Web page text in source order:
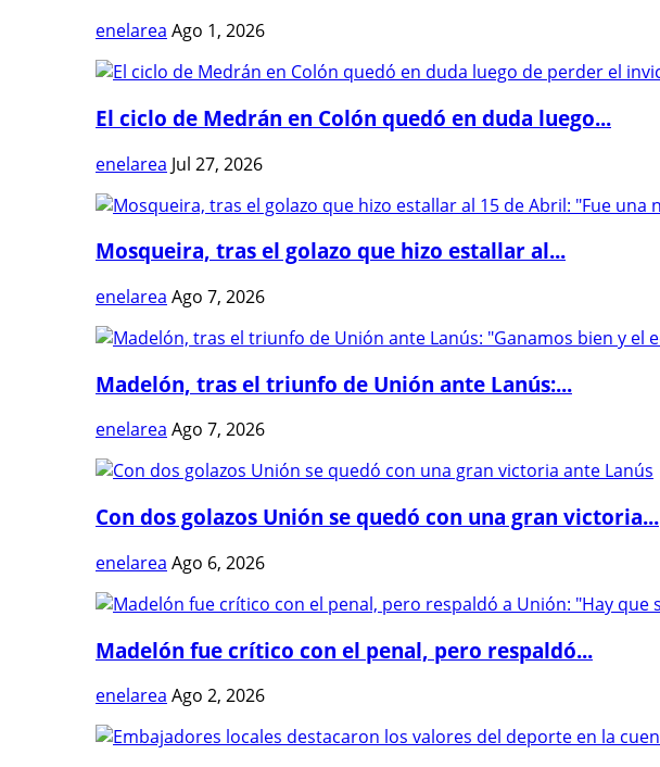
enelarea Ago 1, 2026
El ciclo de Medrán en Colón quedó en duda luego...
enelarea Jul 27, 2026
Mosqueira, tras el golazo que hizo estallar al...
enelarea Ago 7, 2026
Madelón, tras el triunfo de Unión ante Lanús:...
enelarea Ago 7, 2026
Con dos golazos Unión se quedó con una gran victoria...
enelarea Ago 6, 2026
Madelón fue crítico con el penal, pero respaldó...
enelarea Ago 2, 2026